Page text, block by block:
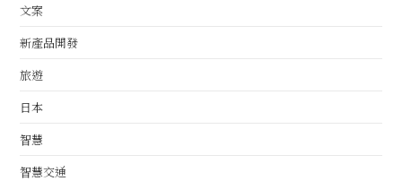
文案
新產品開發
旅遊
日本
智慧
智慧交通